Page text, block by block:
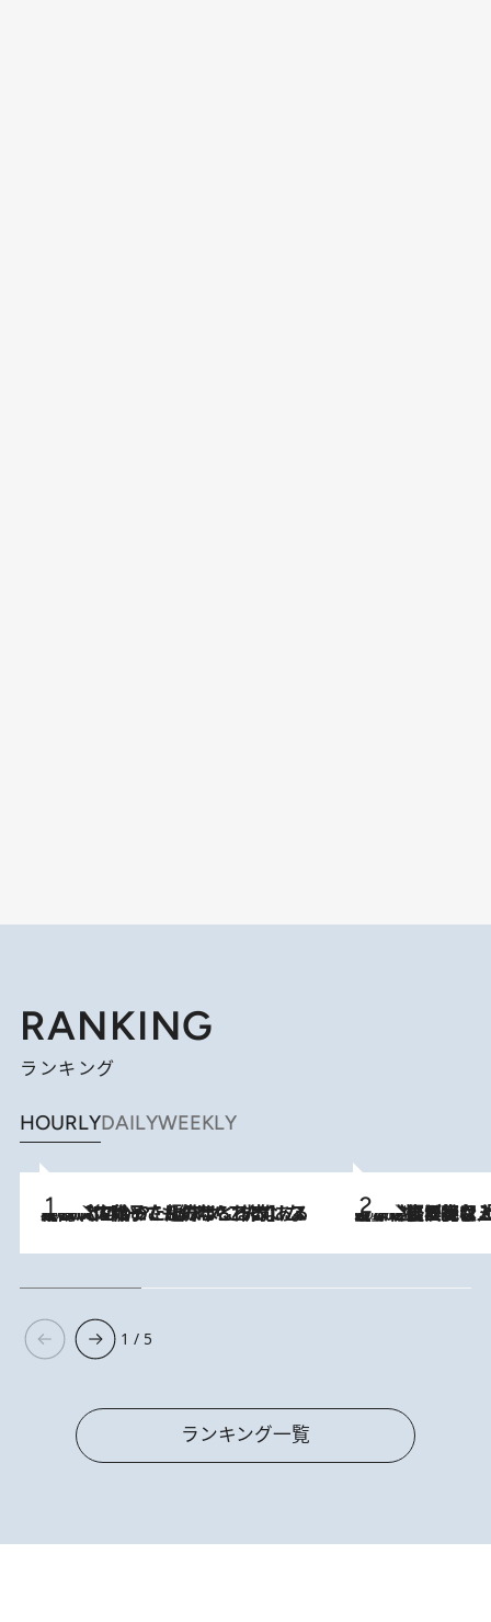
RANKING
ランキング
HOURLYDAILYWEEKLY
2026.8.5
【阿川佐和子さんの年とる力】なぜ70代で始めた趣味は“こんなに楽しい”のか？ ピアノ、俳句…スランプに陥っても続けられる“ある秘訣”とは 2026.8.5
【なぜ吉沢亮は「気配を消せる」のか？】興行収入208億の『国宝』を経て挑むミュージカル『ディア・エヴァン・ハンセン』。トップ俳優が舞台上でさらけ出した“孤独”とは
1 / 5
ランキング一覧